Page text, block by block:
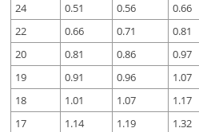
24
0.51 0.56 0.66
22
0.66 0.71 0.81
20
0.81 0.86 0.97
19
0.91 0.96 1.07
18
1.01 1.07 1.17
17
1.14 1.19 1.32